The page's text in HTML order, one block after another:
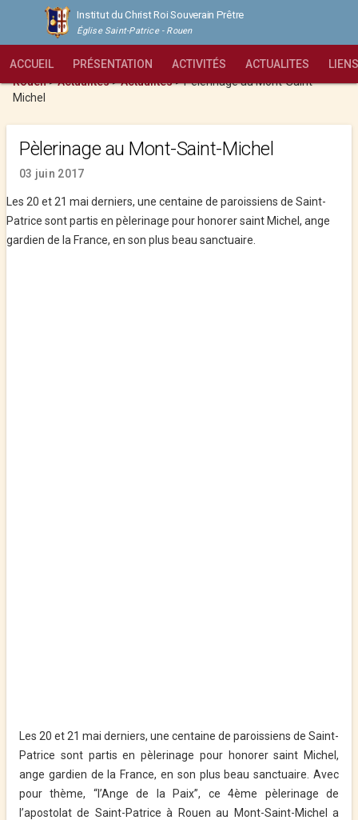
Institut du Christ Roi Souverain Prêtre
Église Saint-Patrice - Rouen
ACCUEIL PRÉSENTATION ACTIVITÉS ACTUALITES LIENS
Institut du Christ Roi Souverain Prêtre - Église Saint-Patrice -
Rouen>Actualites>Actualités>Pèlerinage au Mont-Saint-
Michel
Pèlerinage au Mont-Saint-Michel
03 juin 2017
Les 20 et 21 mai derniers, une centaine de paroissiens de Saint-
Patrice sont partis en pèlerinage pour honorer saint Michel, ange
gardien de la France, en son plus beau sanctuaire.
Les 20 et 21 mai derniers, une centaine de paroissiens de Saint-
Patrice sont partis en pèlerinage pour honorer saint Michel,
ange gardien de la France, en son plus beau sanctuaire. Avec
pour thème, “l’Ange de la Paix”, ce 4ème pèlerinage de
l’apostolat de Saint-Patrice à Rouen au Mont-Saint-Michel a